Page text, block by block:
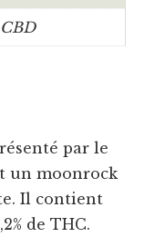
par le
un moonrock
Il contient
de THC.